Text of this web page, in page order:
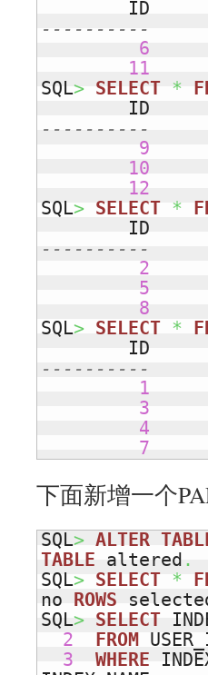
----------
6
11
SQL> SELECT *
----------
9
10
12
SQL> SELECT *
----------
2
5
8
SQL> SELECT *
----------
1
3
4
7
下面新增一个
SQL> ALTER
TABLE altered .
SQL> SELECT *
no
ROWS
SQL> SELECT
2
FROM
3
WHERE